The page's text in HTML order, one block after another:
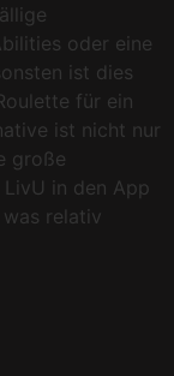
oder eine
ist dies
für ein
ist nicht nur
große
in den App
relativ